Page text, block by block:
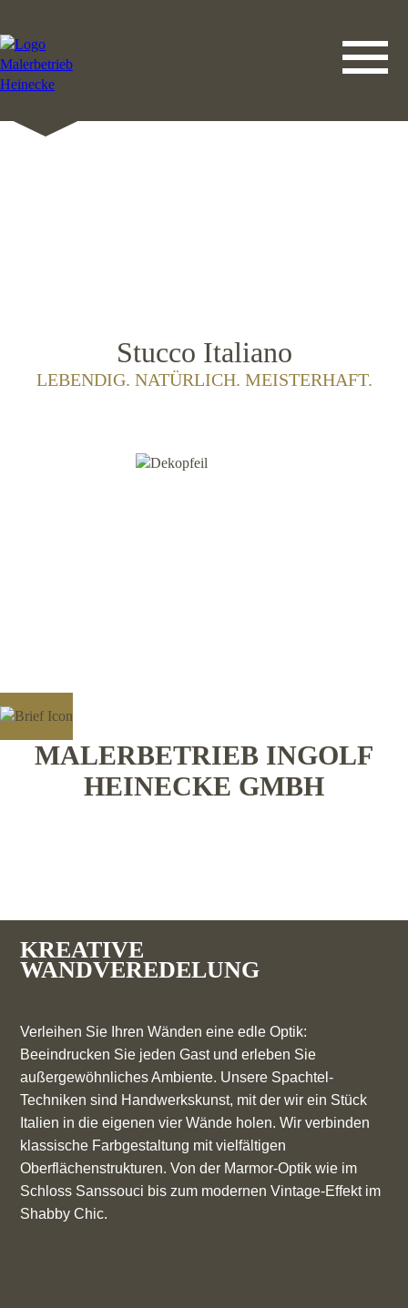
Stucco Italiano
LEBENDIG. NATÜRLICH. MEISTERHAFT.
MALERBETRIEB INGOLF
HEINECKE GMBH
KREATIVE
WANDVEREDELUNG
Verleihen Sie Ihren Wänden eine edle Optik:
Beeindrucken Sie jeden Gast und erleben Sie
außergewöhnliches Ambiente. Unsere Spachtel-
Techniken sind Handwerkskunst, mit der wir ein Stück
Italien in die eigenen vier Wände holen. Wir verbinden
klassische Farbgestaltung mit vielfältigen
Oberflächenstrukturen. Von der Marmor-Optik wie im
Schloss Sanssouci bis zum modernen Vintage-Effekt im
Shabby Chic.